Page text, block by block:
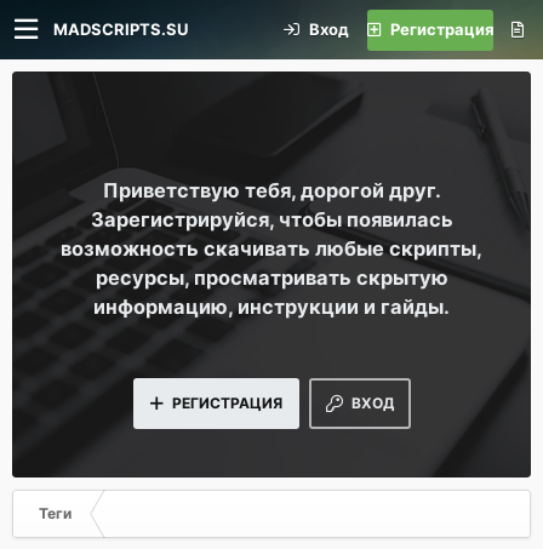
MADSCRIPTS.SU Вход Регистрация
Приветствую тебя, дорогой друг.
Зарегистрируйся, чтобы появилась
возможность скачивать любые скрипты,
ресурсы, просматривать скрытую
информацию, инструкции и гайды.
ВХОД
РЕГИСТРАЦИЯ
Теги